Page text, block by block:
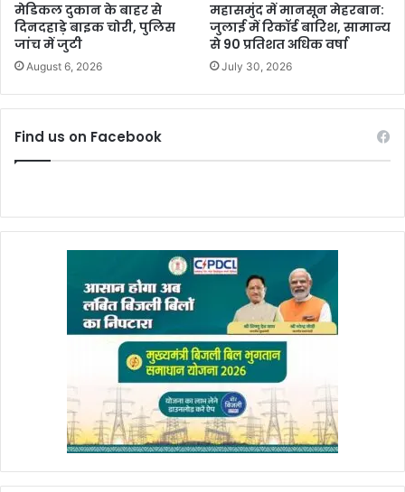
मेडिकल दुकान के बाहर से
दिनदहाड़े बाइक चोरी, पुलिस
जांच में जुटी
August 6, 2026
महासमुंद में मानसून मेहरबान:
जुलाई में रिकॉर्ड बारिश, सामान्य
से 90 प्रतिशत अधिक वर्षा
July 30, 2026
Find us on Facebook